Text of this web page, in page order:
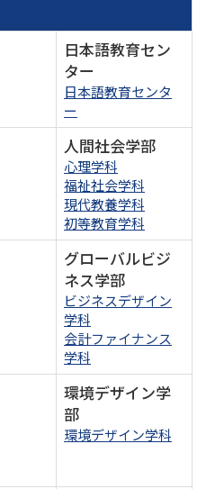
日本語教育セン
ター
日本語教育センタ
ー
人間社会学部
心理学科
福祉社会学科
現代教養学科
初等教育学科
グローバルビジ
ネス学部
ビジネスデザイン
学科
会計ファイナンス
学科
環境デザイン学
部
環境デザイン学科